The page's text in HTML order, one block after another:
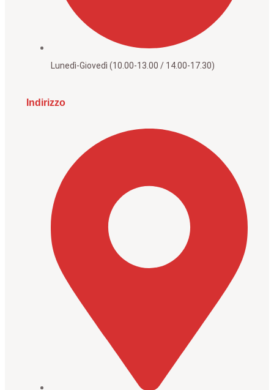
Lunedì-Giovedì (10.00-13.00 / 14.00-17.30)
Indirizzo